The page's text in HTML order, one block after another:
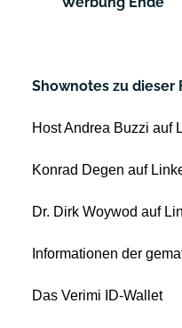
Shownotes zu dieser
Host Andrea Buzzi auf
Konrad Degen auf
Dr. Dirk Woywod auf
Informationen der
Das Verimi ID-Wallet